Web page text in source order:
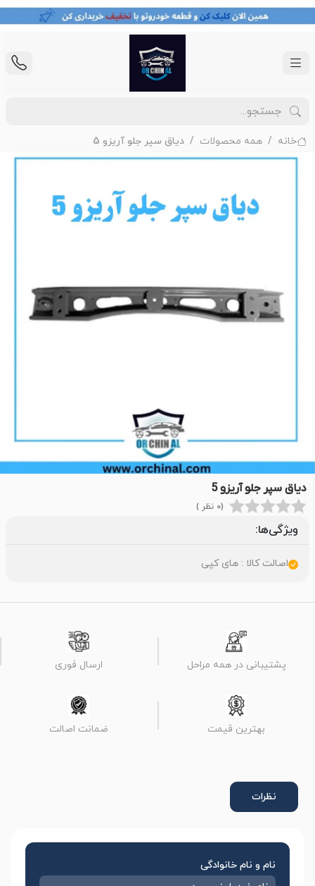
خانه همه محصولات دیاق سپر جلو آریزو 5
دیاق سپر جلو آریزو 5
(0 نظر )
ویژگی‌ها:
اصالت کالا : های کپی
پشتیبانی در همه مراحل ارسال فوری
بهترین قیمت ضمانت اصالت
نظرات
نام و نام خانوادگی